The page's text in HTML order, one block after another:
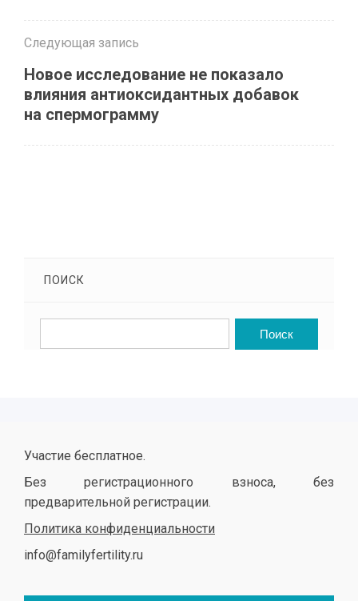
Следующая запись
Новое исследование не показало
влияния антиоксидантных добавок
на спермограмму
ПОИСК
Участие бесплатное.
Без регистрационного взноса, без
предварительной регистрации.
Политика конфиденциальности
info@familyfertility.ru